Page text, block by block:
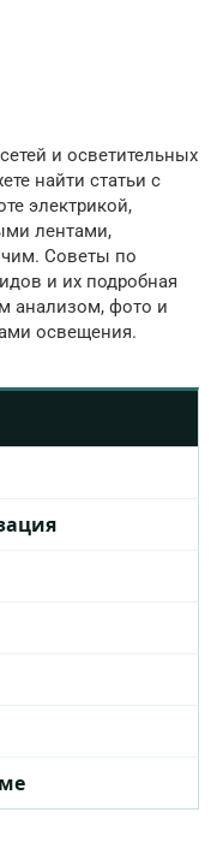
и осветительных
найти статьи с
электрикой,
лентами,
Советы по
и их подробная
анализом, фото и
освещения.